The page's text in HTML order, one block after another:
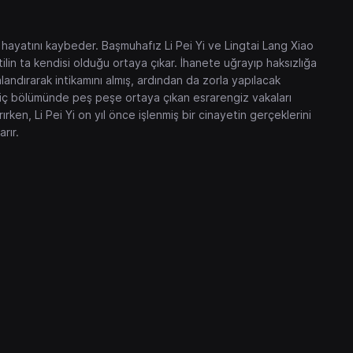
kaybeder. Başmuhafız Li Pei Yi ve Lingtai Lang Xiao
ta kendisi olduğu ortaya çıkar. İhanete uğrayıp haksızlığa
intikamını almış, ardından da zorla yapılacak
bölümünde peş peşe ortaya çıkan esrarengiz vakaları
Li Pei Yi on yıl önce işlenmiş bir cinayetin gerçeklerini